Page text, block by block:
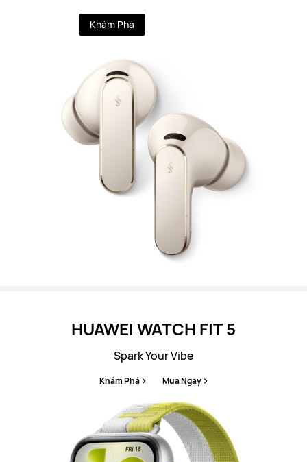
Khám Phá
HUAWEI WATCH FIT 5
Spark Your Vibe
Khám Phá Mua Ngay